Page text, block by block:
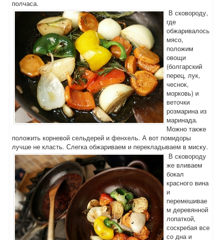
полчаса.
В сковороду,
где
обжаривалось
мясо,
положим
овощи
(болгарский
перец, лук,
чеснок,
морковь) и
веточки
розмарина из
маринада.
Можно также
положить корневой сельдерей и фенхель. А вот помидоры
лучше не класть. Слегка обжариваем и перекладываем в миску.
В сковороду
же вливаем
бокал
красного вина
и
перемешивае
м деревянной
лопаткой,
соскребая все
со дна и